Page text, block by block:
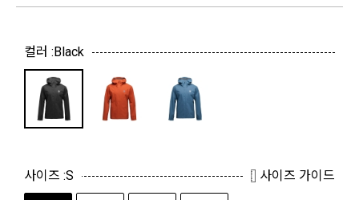
컬러 :Black
사이즈 :S 사이즈 가이드